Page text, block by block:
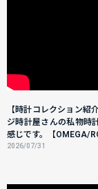
【時計コレクション紹
ジ時計屋さんの私物時
感じです。【OMEGA/
2026/07/31